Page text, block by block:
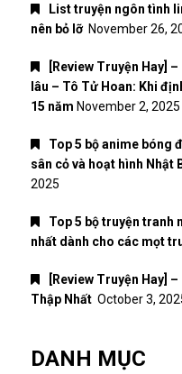
List truyện ngôn tình
nên bỏ lỡ November 26,
[Review Truyện Hay]
lâu – Tô Tử Hoan: Khi
15 năm November 2, 2025
Top 5 bộ anime bóng
sân cỏ và hoạt hình Nhật
2025
Top 5 bộ truyện tranh
nhất dành cho các mọt
[Review Truyện Hay]
Thập Nhất October 3,
DANH MỤC